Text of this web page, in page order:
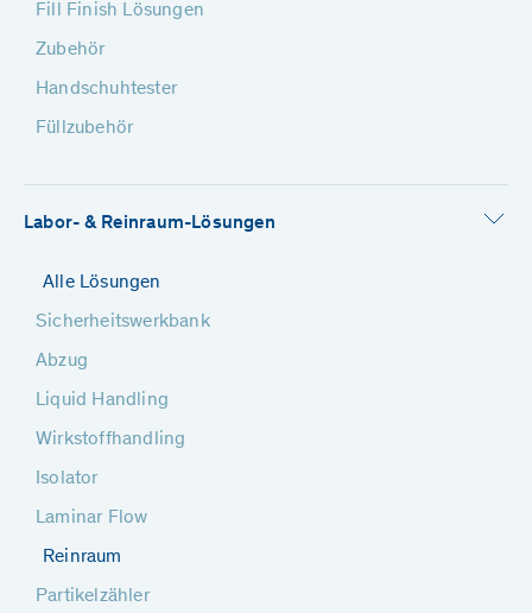
Fill Finish Lösungen
Zubehör
Handschuhtester
Füllzubehör
Labor- & Reinraum-Lösungen
Alle Lösungen
Sicherheitswerkbank
Abzug
Liquid Handling
Wirkstoffhandling
Isolator
Laminar Flow
Reinraum
Partikelzähler